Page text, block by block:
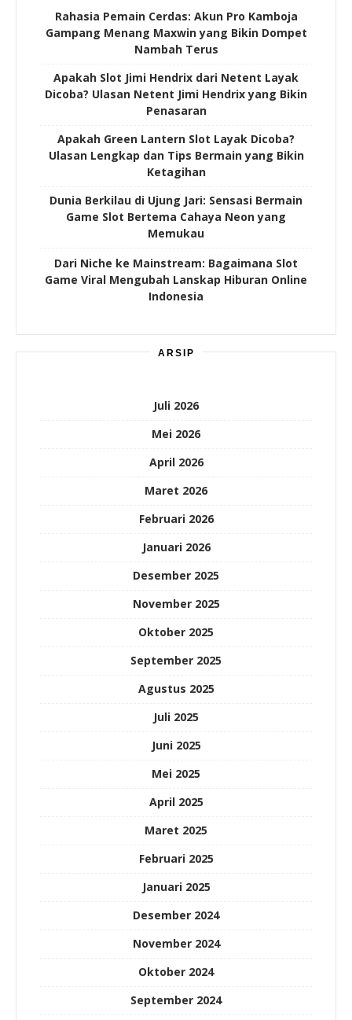
Rahasia Pemain Cerdas: Akun Pro Kamboja
Gampang Menang Maxwin yang Bikin Dompet
Nambah Terus
Apakah Slot Jimi Hendrix dari Netent Layak
Dicoba? Ulasan Netent Jimi Hendrix yang Bikin
Penasaran
Apakah Green Lantern Slot Layak Dicoba?
Ulasan Lengkap dan Tips Bermain yang Bikin
Ketagihan
Dunia Berkilau di Ujung Jari: Sensasi Bermain
Game Slot Bertema Cahaya Neon yang
Memukau
Dari Niche ke Mainstream: Bagaimana Slot
Game Viral Mengubah Lanskap Hiburan Online
Indonesia
ARSIP
Juli 2026
Mei 2026
April 2026
Maret 2026
Februari 2026
Januari 2026
Desember 2025
November 2025
Oktober 2025
September 2025
Agustus 2025
Juli 2025
Juni 2025
Mei 2025
April 2025
Maret 2025
Februari 2025
Januari 2025
Desember 2024
November 2024
Oktober 2024
September 2024